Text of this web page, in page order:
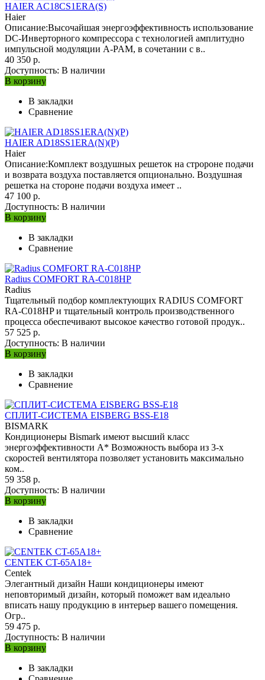
HAIER AC18CS1ERA(S)
Haier
Описание:Высочайшая энергоэффективность использование
DC-Инверторного компрессора с технологией амплитудно
импульсной модуляции A-PAM, в сочетании с в..
40 350 р.
Доступность: В наличии
В корзину
В закладки
Сравнение
HAIER AD18SS1ERA(N)(P)
Haier
Описание:Комплект воздушных решеток на стророне подачи
и возврата воздуха поставляется опционально. Воздушная
решетка на стороне подачи воздуха имеет ..
47 100 р.
Доступность: В наличии
В корзину
В закладки
Сравнение
Radius COMFORT RA-C018HP
Radius
Тщательный подбор комплектующих RADIUS COMFORT
RA-C018HP и тщательный контроль производственного
процесса обеспечивают высокое качество готовой продук..
57 525 р.
Доступность: В наличии
В корзину
В закладки
Сравнение
СПЛИТ-СИСТЕМА EISBERG BSS-E18
BISMARK
Кондиционеры Bismark имеют высший класс
энергоэффективности А* Возможность выбора из 3-х
скоростей вентилятора позволяет установить максимально
ком..
59 358 р.
Доступность: В наличии
В корзину
В закладки
Сравнение
CENTEK CT-65A18+
Centek
Элегантный дизайн Наши кондиционеры имеют
неповторимый дизайн, который поможет вам идеально
вписать нашу продукцию в интерьер вашего помещения.
Огр..
59 475 р.
Доступность: В наличии
В корзину
В закладки